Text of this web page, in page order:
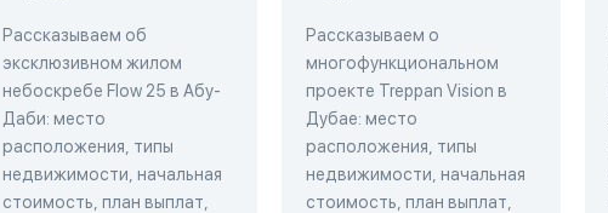
Рассказываем об
эксклюзивном жилом
небоскребе Flow 25 в Абу-
Даби: место
расположения, типы
недвижимости, начальная
стоимость, план выплат,
Рассказываем о
многофункциональном
проекте Treppan Vision в
Дубае: место
расположения, типы
недвижимости, начальная
стоимость, план выплат,